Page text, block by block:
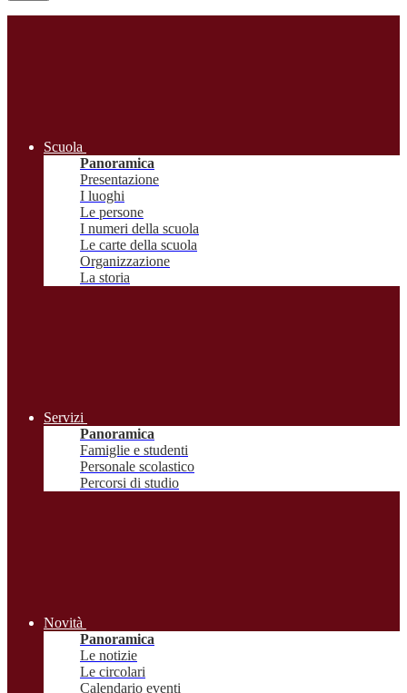
Scuola
Panoramica
Presentazione
I luoghi
Le persone
I numeri della scuola
Le carte della scuola
Organizzazione
La storia
Servizi
Panoramica
Famiglie e studenti
Personale scolastico
Percorsi di studio
Novità
Panoramica
Le notizie
Le circolari
Calendario eventi